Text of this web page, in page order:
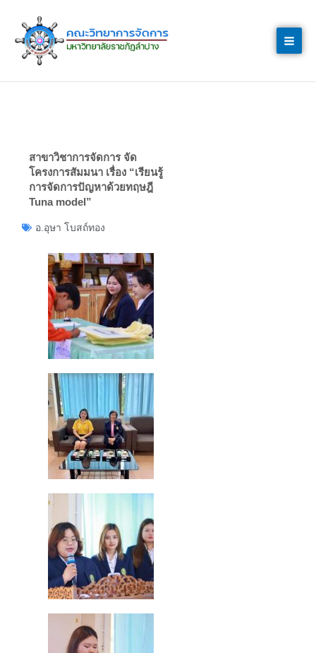
content
สาขาวิชาการจัดการ จัด
โครงการสัมมนา เรื่อง “เรียนรู้
การจัดการปัญหาด้วยทฤษฎี
Tuna model”
อ.อุษา โบสถ์ทอง